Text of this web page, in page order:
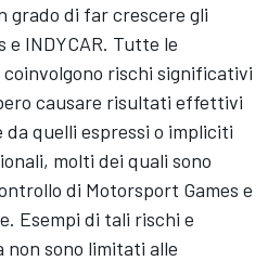
grado di far crescere gli
e INDYCAR. Tutte le
rischi significativi
causare risultati effettivi
quelli espressi o impliciti
molti dei quali sono
di Motorsport Games e
Esempi di tali rischi e
sono limitati alle